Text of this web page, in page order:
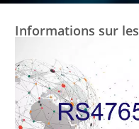
Informations sur les